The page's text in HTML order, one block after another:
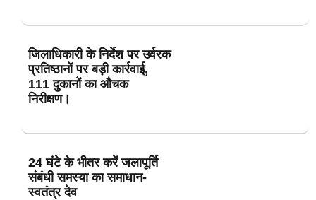
जिलाधिकारी के निर्देश पर उर्वरक
प्रतिष्ठानों पर बड़ी कार्रवाई,
111 दुकानों का औचक
निरीक्षण।
24 घंटे के भीतर करें जलापूर्ति
संबंधी समस्या का समाधान-
स्वतंत्र देव